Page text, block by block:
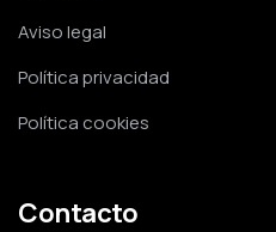
Aviso legal
Política privacidad
Política cookies
Contacto